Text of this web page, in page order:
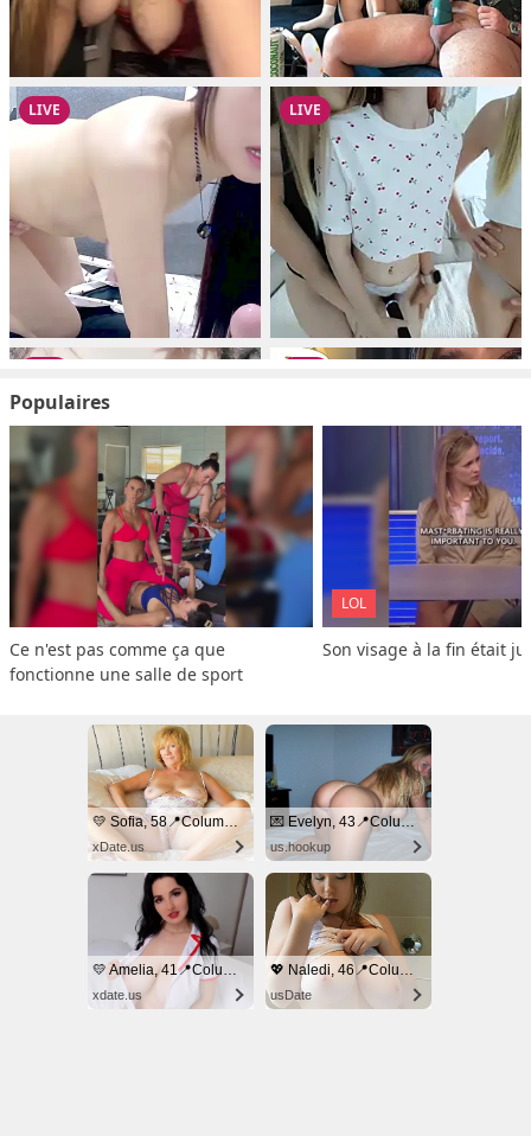
Populaires
Ce n'est pas comme ça que
fonctionne une salle de sport
LOL
Son visage à la fin était